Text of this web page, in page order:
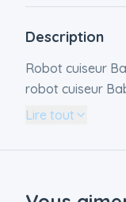
Description
Robot cuiseur
robot cuiseur
marque Béaba
bébé. Son
Caractéristiques
Lire tout